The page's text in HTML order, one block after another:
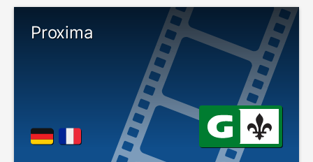
Proxima